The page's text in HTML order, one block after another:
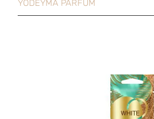
YODEYMA PARFUM